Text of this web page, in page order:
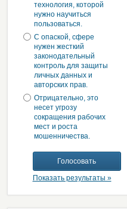
технология, которой
нужно научиться
пользоваться.
С опаской, сфере
нужен жесткий
законодательный
контроль для защиты
личных данных и
авторских прав.
Отрицательно, это
несет угрозу
сокращения рабочих
мест и роста
мошенничества.
Показать результаты »